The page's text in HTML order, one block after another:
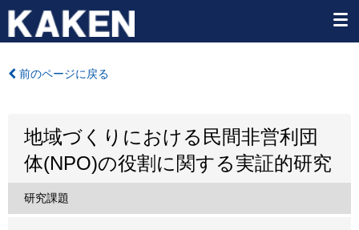
前のページに戻る
地域づくりにおける民間非営利団
体(NPO)の役割に関する実証的研究
研究課題